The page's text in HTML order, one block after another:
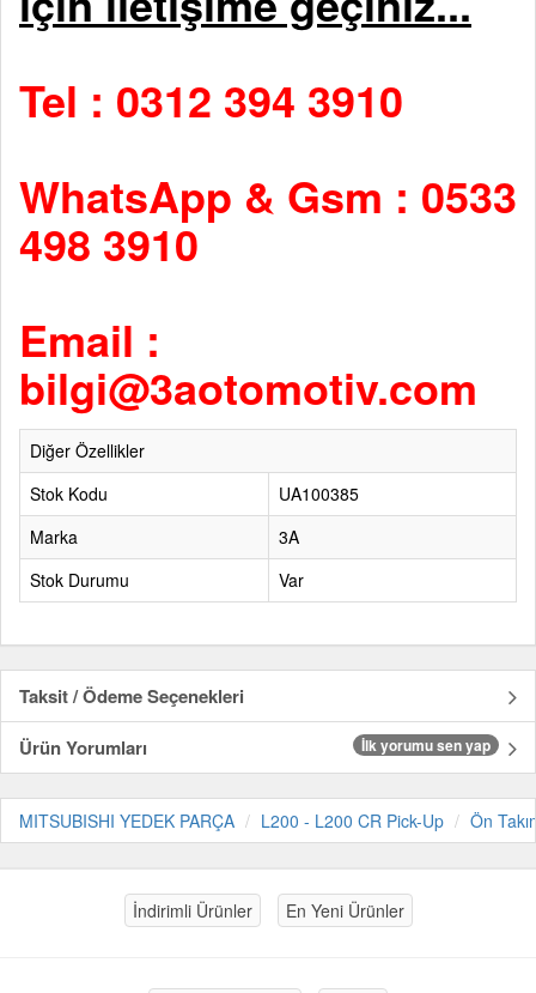
Tel : 0312 394 3910
WhatsApp & Gsm : 0533
498 3910
Email :
bilgi@3aotomotiv.com
Diğer Özellikler
Stok Kodu
UA100385
Marka
3A
Stok Durumu
Var
Taksit / Ödeme Seçenekleri
Ürün Yorumları
İlk yorumu sen yap
MITSUBISHI YEDEK PARÇA L200 - L200 CR Pick-Up Ön
İndirimli Ürünler En Yeni Ürünler